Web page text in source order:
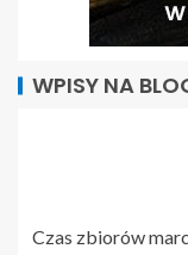
WPISY NA
Czas zbiorów